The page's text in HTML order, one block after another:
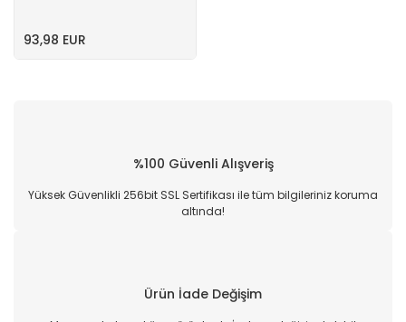
93,98 EUR
%100 Güvenli Alışveriş
Yüksek Güvenlikli 256bit SSL Sertifikası ile tüm bilgileriniz koruma
altında!
Ürün İade Değişim